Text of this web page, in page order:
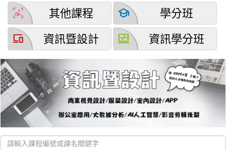
detection_and_zone 其他課程 school 學分班
devices 資訊暨設計 browse_activity 資訊學分班